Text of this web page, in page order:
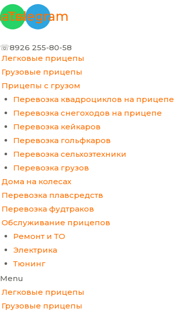
Перейти
к Telegram
☏8926 255-80-58
Легковые прицепы
Грузовые прицепы
Прицепы с грузом
Перевозка квадроциклов на прицепе
Перевозка снегоходов на прицепе
Перевозка кейкаров
Перевозка гольфкаров
Перевозка сельхозтехники
Перевозка грузов
Дома на колесах
Перевозка плавсредств
Перевозка фудтраков
Обслуживание прицепов
Ремонт и ТО
Электрика
Тюнинг
Menu
Легковые прицепы
Грузовые прицепы
Меню
Прокрутка
вверх